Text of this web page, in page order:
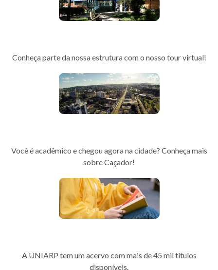
A UNIARP tem um acervo com mais de 45 mil títulos
disponíveis.
Você é acadêmico e chegou agora na cidade? Conheça mais
sobre Caçador!
Conheça parte da nossa estrutura com o nosso tour virtual!